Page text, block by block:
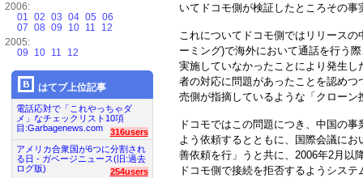
いてドコモ側が検証したところその
これについてドコモ側ではリリース
ーミング)で海外において通話を行う
実施していなかったことにより発生
者の対応に問題があったことを認め
売側が指摘しているような「クロー
ドコモではこの問題につき、中国の
よう依頼するとともに、国際会議に
善依頼を行」うと共に、2006年2月以
ドコモ側で接続を拒否するようシス
2006:
01 02 03 04 05 06
07 08 09 10 11
12
2005:
09
10 11 12
はてブ上位記事
電話応対で「これやっちゃダ
メ」なチェックリスト10項
目:Garbagenews.com
316users
アメリカ合衆国が6つに分割され
る日 - ガベージニュース(旧:過去
ログ版)
254users